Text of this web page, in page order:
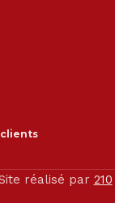
réalisé par 210